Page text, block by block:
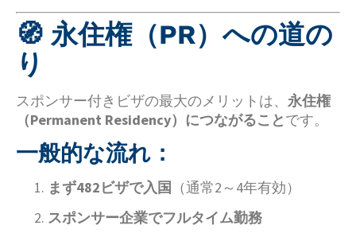
🧭 永住権（PR）への道の
り
スポンサー付きビザの最大のメリットは、 永住権
（Permanent Residency）につながることです。
一般的な流れ：
まず482ビザで入国 （通常2～4年有効）
スポンサー企業でフルタイム勤務